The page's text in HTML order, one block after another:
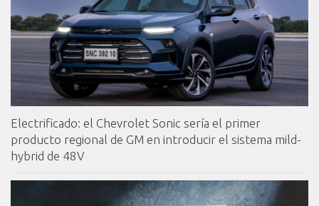
Electrificado: el Chevrolet Sonic sería el primer
producto regional de GM en introducir el sistema mild-
hybrid de 48V